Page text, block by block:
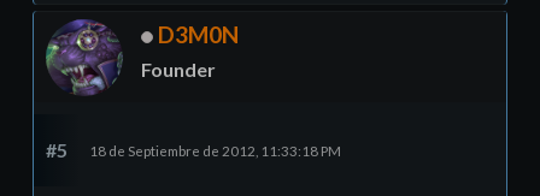
D3M0N
Founder
#5 18 de Septiembre de 2012, 11:33:18 PM